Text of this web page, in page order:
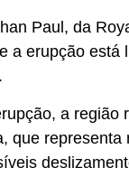
Paul, da
a erupção
a
que